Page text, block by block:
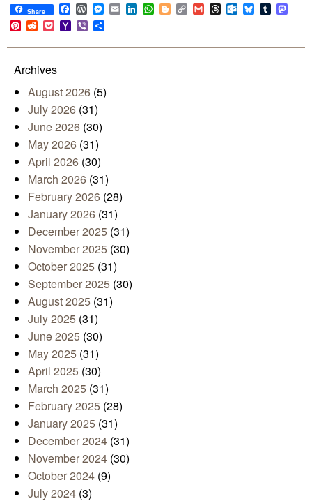
Share Facebook
WordPress
Messenger
EmailLinkedIn
WhatsApp
BloggerCopy
Link
GmailThreadsOutlook.com
BlueskyTumblr
Pinterest
RedditPocketYahoo
Mail
Viber
Archives
August 2026 (5)
July 2026 (31)
June 2026 (30)
May 2026 (31)
April 2026 (30)
March 2026 (31)
February 2026 (28)
January 2026 (31)
December 2025 (31)
November 2025 (30)
October 2025 (31)
September 2025 (30)
August 2025 (31)
July 2025 (31)
June 2025 (30)
May 2025 (31)
April 2025 (30)
March 2025 (31)
February 2025 (28)
January 2025 (31)
December 2024 (31)
November 2024 (30)
October 2024 (9)
July 2024 (3)